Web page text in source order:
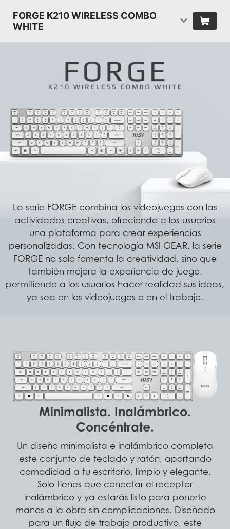
FORGE K210 WIRELESS COMBO
WHITE
La serie FORGE combina los videojuegos con las
actividades creativas, ofreciendo a los usuarios
una plataforma para crear experiencias
personalizadas. Con tecnología MSI GEAR, la serie
FORGE no solo fomenta la creatividad, sino que
también mejora la experiencia de juego,
permitiendo a los usuarios hacer realidad sus ideas,
ya sea en los videojuegos o en el trabajo.
Minimalista. Inalámbrico.
Concéntrate.
Un diseño minimalista e inalámbrico completa
este conjunto de teclado y ratón, aportando
comodidad a tu escritorio, limpio y elegante.
Solo tienes que conectar el receptor
inalámbrico y ya estarás listo para ponerte
manos a la obra sin complicaciones. Diseñado
para un flujo de trabajo productivo, este